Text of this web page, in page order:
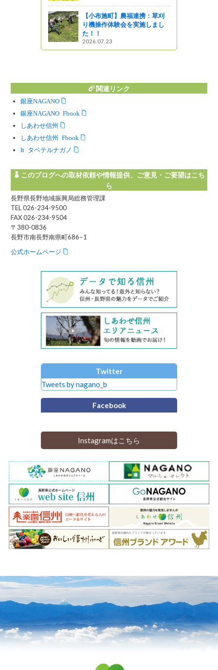
【小布施町】農福連携：草刈
り機操作体験会を実施しまし
た！！
2026.07.23
関連リンク
銀座NAGANO
銀座NAGANO Facebook
しあわせ信州
しあわせ信州 Facebook
Instagram タベテルナガノ
このブログへの取材依頼や情報提供、ご意見・ご要望はこち
ら
長野県長野地域振興局総務管理課
TEL 026-234-9500
FAX 026-234-9504
〒380-0836
長野市南長野南県町686−1
公式ホームページ
Twitter
Tweets by nagano_b
Facebook
Instagramはこちら